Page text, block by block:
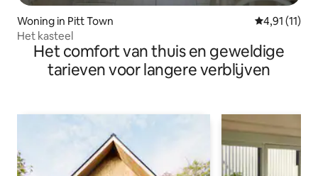
Woning in Pitt Town Gemiddelde
4,91 (11)
Het kasteel
Het comfort van thuis en geweldige
tarieven voor langere verblijven